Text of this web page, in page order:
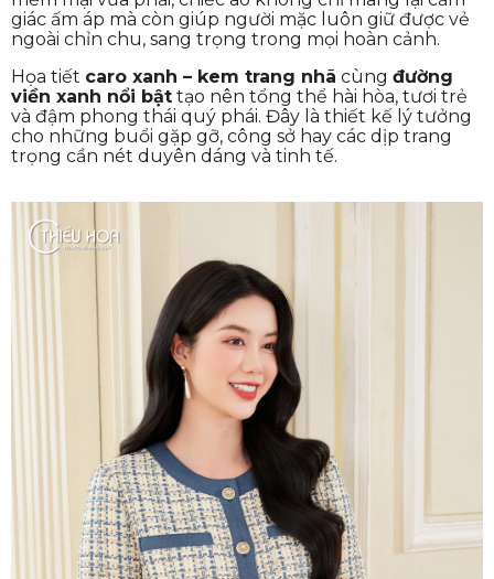
giác ấm áp mà còn giúp người mặc luôn giữ được vẻ
ngoài chỉn chu, sang trọng trong mọi hoàn cảnh.
Họa tiết caro xanh – kem trang nhã cùng đường
viền xanh nổi bật tạo nên tổng thể hài hòa, tươi trẻ
và đậm phong thái quý phái. Đây là thiết kế lý tưởng
cho những buổi gặp gỡ, công sở hay các dịp trang
trọng cần nét duyên dáng và tinh tế.